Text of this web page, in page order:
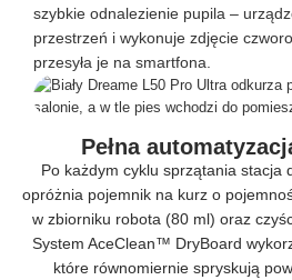
szybkie odnalezienie pupila –
przestrzeń i wykonuje zdjęcie
przesyła je na smartfona.
Pełna
Po każdym cyklu sprzątania stacja
opróżnia pojemnik na kurz o
w zbiorniku robota (80 ml) oraz
System AceClean™ DryBoard
które równomiernie spryskują